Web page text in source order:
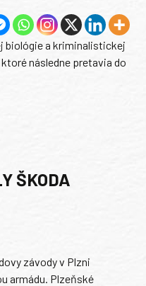
biológie a kriminalistickej
následne pretavia do
ŠKODA
závody v Plzni
armádu. Plzeňské